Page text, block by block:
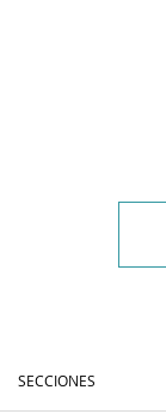
SECCIONES